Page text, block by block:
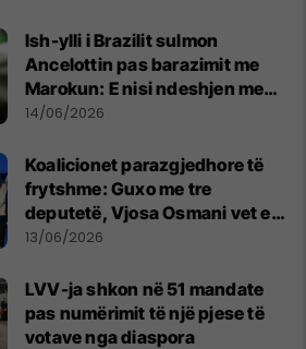
Ish-ylli i Brazilit sulmon
Ancelottin pas barazimit me
Marokun: E nisi ndeshjen me
formacionin e gabuar
14/06/2026
Koalicionet parazgjedhore të
frytshme: Guxo me tre
deputetë, Vjosa Osmani vet e
treta në Kuvend
13/06/2026
LVV-ja shkon në 51 mandate
pas numërimit të një pjese të
votave nga diaspora